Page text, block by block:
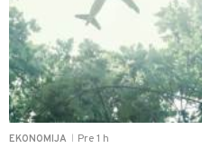
EKONOMIJA Pre 1 h